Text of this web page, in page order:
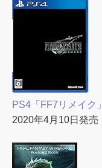
PS4「FF7リメイク」
2020年4月10日発売